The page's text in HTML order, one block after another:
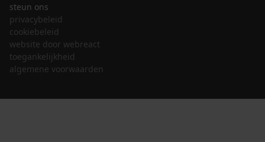
steun ons
privacybeleid
cookiebeleid
website door webreact
toegankelijkheid
algemene voorwaarden